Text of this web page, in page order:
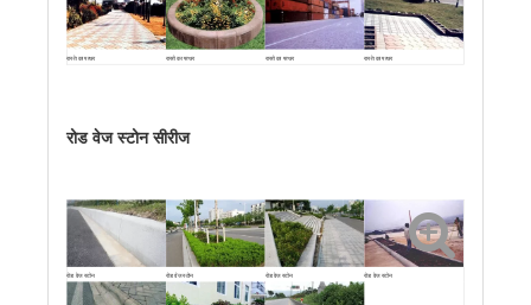
रास्ते का पत्थर रास्ते का पत्थर रास्ते का पत्थर रास्ते का पत्थर
रोड वेज स्टोन सीरीज
रोड वेज स्टोन रोड वेज स्टोन रोड वेज स्टोन रोड वेज स्टोन